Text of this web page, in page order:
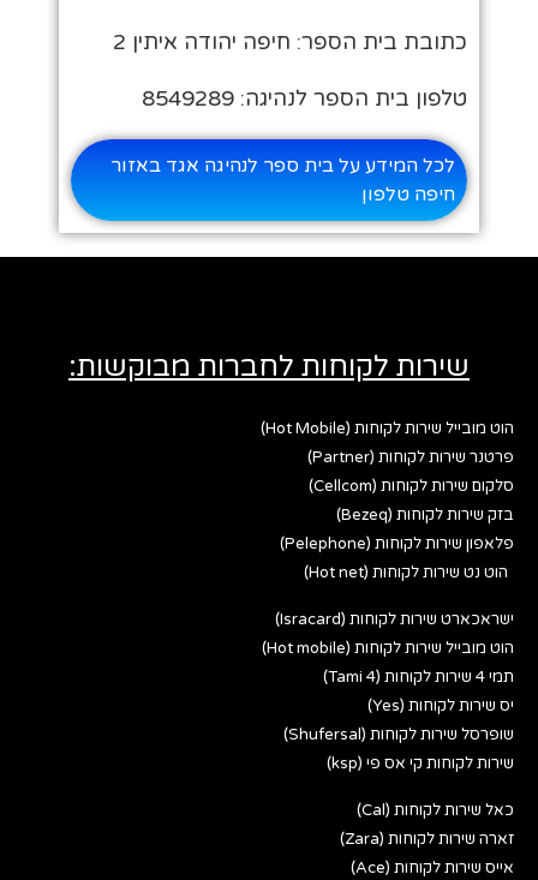
כתובת בית הספר: חיפה יהודה איתין 2
טלפון בית הספר לנהיגה: 8549289
לכל המידע על בית ספר לנהיגה אגד באזור
חיפה טלפון
שירות לקוחות לחברות מבוקשות:
הוט מובייל שירות לקוחות (Hot Mobile)
פרטנר שירות לקוחות (Partner)
סלקום שירות לקוחות (Cellcom)
בזק שירות לקוחות (Bezeq)
פלאפון שירות לקוחות (Pelephone)
הוט נט שירות לקוחות (Hot net)
ישראכארט שירות לקוחות (Isracard)
הוט מובייל שירות לקוחות (Hot mobile)
תמי 4 שירות לקוחות (Tami 4)
יס שירות לקוחות (Yes)
שופרסל שירות לקוחות (Shufersal)
שירות לקוחות קי אס פי (ksp)
כאל שירות לקוחות (Cal)
זארה שירות לקוחות (Zara)
אייס שירות לקוחות (Ace)